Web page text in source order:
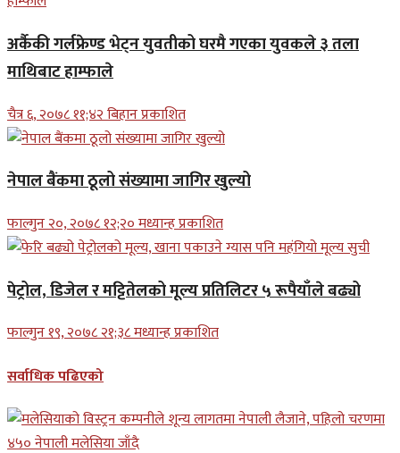
अर्कैकी गर्लफ्रेण्ड भेट्न युवतीको घरमै गएका युवकले ३ तला
माथिबाट हाम्फाले
चैत्र ६, २०७८ ११;४२ बिहान प्रकाशित
नेपाल बैंकमा ठूलो संख्यामा जागिर खुल्यो
फाल्गुन २०, २०७८ १२;२० मध्यान्ह प्रकाशित
पेट्रोल, डिजेल र मट्टितेलको मूल्य प्रतिलिटर ५ रूपैयाँले बढ्यो
फाल्गुन १९, २०७८ २१;३८ मध्यान्ह प्रकाशित
सर्वाधिक पढिएको